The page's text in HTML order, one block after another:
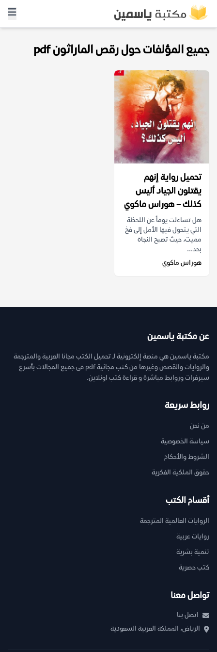
جميع المؤلفات حول رقص الماراثون pdf
تحميل رواية إنهم
يقتلون الجياد أليس
كذلك – هوراس ماكوي
هل تساءلت يوماً عن اللحظة
التي يتحول فيها الأمل إلى فخ
مميت، حيث تصبح النجاة
بحد...
هوراس ماكوي
عن مكتبة ياسمين
مكتبة ياسمين هي منصة إلكترونية لـ تحميل الكتب مجانا العربية والمترجمة
والروايات والقصص وغيرها من كتب مجانية pdf فى جميع المجالات بأسرع
سيرفرات وروابط مباشرة و قراءة كتب اونلاين.
روابط سريعة
من نحن
سياسة الخصوصية
الشروط والأحكام
حقوق الملكية الفكرية
أقسام الكتب
الروايات العالمية المترجمة
روايات عربية
تنمية بشرية
كتب حصرية
تواصل معنا
اتصل بنا
الرياض، المملكة العربية السعودية